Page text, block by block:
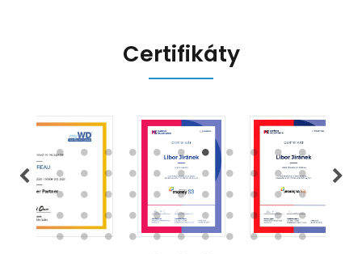
Certifikáty